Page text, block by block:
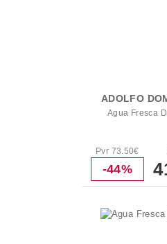
ADOLFO
Agua Fresca
Pvr 73.50€
-44%